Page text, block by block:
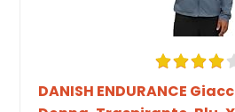
DANISH ENDURANCE